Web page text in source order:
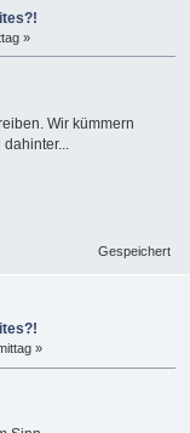
»
Wir kümmern
Gespeichert
»